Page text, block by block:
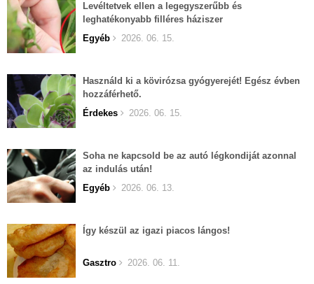
Levéltetvek ellen a legegyszerűbb és
leghatékonyabb filléres háziszer
Egyéb
2026. 06. 15.
Használd ki a kövirózsa gyógyerejét! Egész évben
hozzáférhető.
Érdekes
2026. 06. 15.
Soha ne kapcsold be az autó légkondiját azonnal
az indulás után!
Egyéb
2026. 06. 13.
Így készül az igazi piacos lángos!
Gasztro 2026. 06. 11.